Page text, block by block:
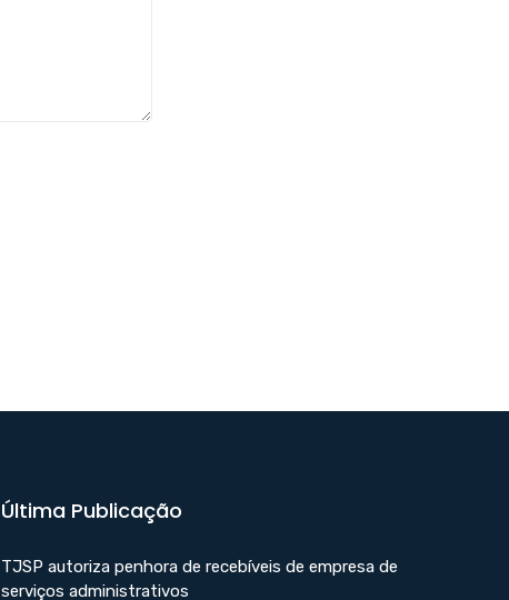
Última Publicação
TJSP autoriza penhora de recebíveis de empresa de
serviços administrativos